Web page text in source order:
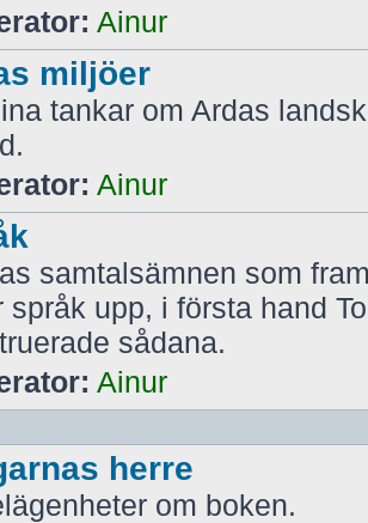
Ainur
miljöer
tankar om Ardas
Ainur
samtalsämnen som
språk upp, i första hand
sådana.
Ainur
herre
om boken.